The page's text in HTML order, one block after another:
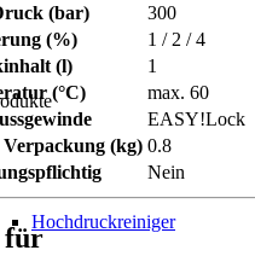
Hochdruckreiniger
(bar)
300
(%)
1 / 2 / 4
(l)
1
(°C)
max. 60
EASY!Lock
(kg) 0.8
Nein
für